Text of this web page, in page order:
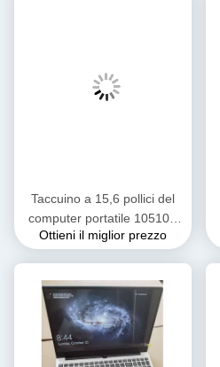
Taccuino a 15,6 pollici del
computer portatile 10510U
8GB 256GB dell'OEM Intel
Ottieni il miglior prezzo